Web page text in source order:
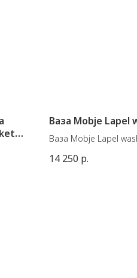
Ваза Mobje Lapel
Ваза Mobje Lapel
волокна и доступна
14 250 р.